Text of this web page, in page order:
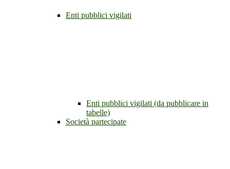
Enti pubblici vigilati
Enti pubblici vigilati (da pubblicare in
tabelle)
Società partecipate